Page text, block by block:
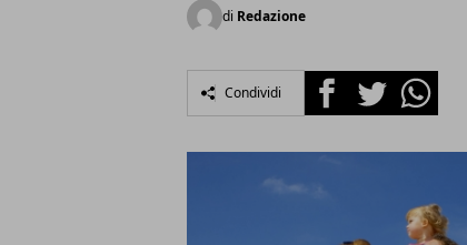
di Redazione
Condividi FacebookTwitterWhatsapp